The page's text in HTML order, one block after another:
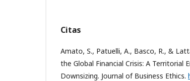
Citas
Amato, S., Patuelli, A., Basco, R., &
the Global Financial Crisis: A Territorial
Downsizing. Journal of Business Ethics.